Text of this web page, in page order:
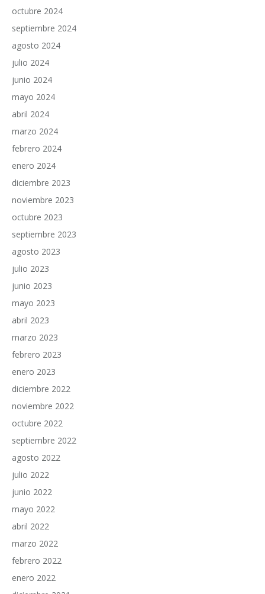
octubre 2024
septiembre 2024
agosto 2024
julio 2024
junio 2024
mayo 2024
abril 2024
marzo 2024
febrero 2024
enero 2024
diciembre 2023
noviembre 2023
octubre 2023
septiembre 2023
agosto 2023
julio 2023
junio 2023
mayo 2023
abril 2023
marzo 2023
febrero 2023
enero 2023
diciembre 2022
noviembre 2022
octubre 2022
septiembre 2022
agosto 2022
julio 2022
junio 2022
mayo 2022
abril 2022
marzo 2022
febrero 2022
enero 2022